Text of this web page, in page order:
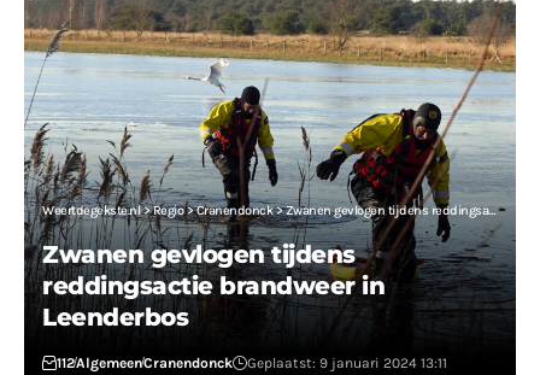
Weertdegekste.nl>Regio>Cranendonck>Zwanen gevlogen tijdens reddingsactie brandweer in Leenderbos
Zwanen gevlogen tijdens
reddingsactie brandweer in
Leenderbos
112AlgemeenCranendonck
Geplaatst: 9 januari 2024 13:11